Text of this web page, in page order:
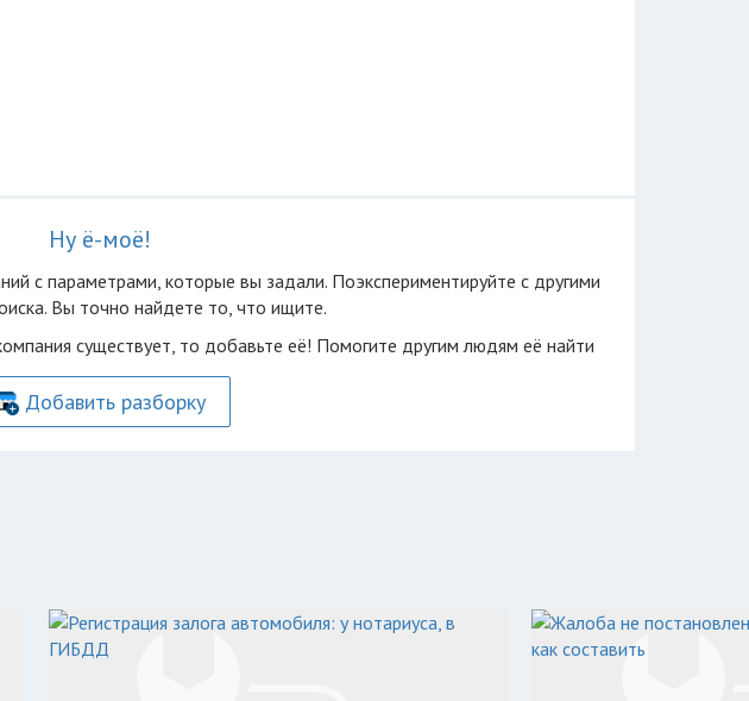
Ну ё-моё!
с параметрами, которые вы задали. Поэкспериментируйте с другими
Вы точно найдете то, что ищите.
существует, то добавьте её! Помогите другим людям её найти
Добавить разборку